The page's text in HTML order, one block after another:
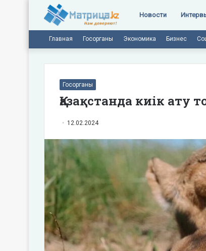
Новости
Главная Госорганы Экономика Бизнес
Госорганы
Қазақстанда киік ату
12.02.2024